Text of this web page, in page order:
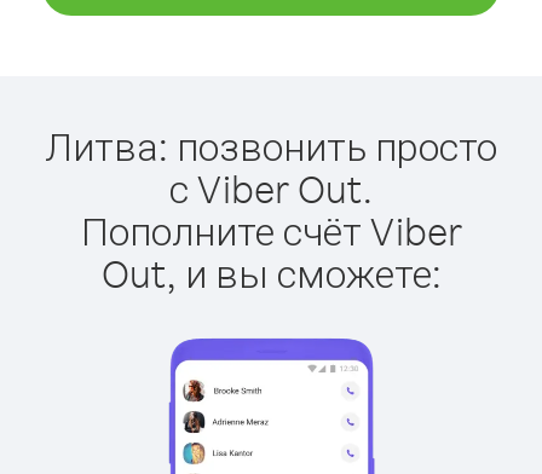
Литва: позвонить просто
с Viber Out.
Пополните счёт Viber
Out, и вы сможете: